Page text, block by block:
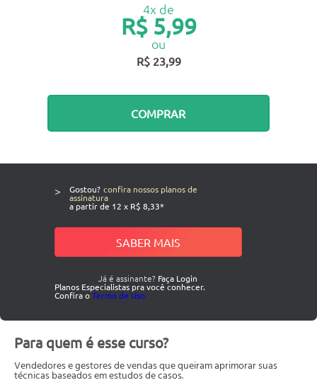
R$ 23,99
4x de
R$ 5,99
ou
COMPRAR
> Gostou? confira nossos planos de
assinatura
a partir de 12 x R$ 8,33*
SABER MAIS
Já é assinante? Faça Login
Planos Especialistas pra você conhecer.
Confira oTermo de Uso.
Para quem é esse curso?
Vendedores e gestores de vendas que queiram aprimorar suas
técnicas baseados em estudos de casos.